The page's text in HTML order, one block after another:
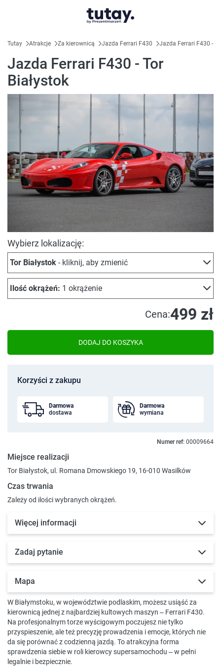
Tutay Atrakcje Za kierownicą Jazda Ferrari F430 Jazda Ferrari F430 -
Jazda Ferrari F430 - Tor
Białystok
Wybierz lokalizację:
Tor Białystok - kliknij, aby zmienić
Ilość okrążeń: 1 okrążenie
Cena:499 zł
DODAJ DO KOSZYKA
Korzyści z zakupu
Darmowa
dostawa
Darmowa
wymiana
Numer ref: 00009664
Miejsce realizacji
Tor Białystok, ul. Romana Dmowskiego 19, 16-010 Wasilków
Czas trwania
Zależy od ilości wybranych okrążeń.
Więcej informacji
Zadaj pytanie
Mapa
W Białymstoku, w województwie podlaskim, możesz usiąść za
kierownicą jednej z najbardziej kultowych maszyn – Ferrari F430.
Na profesjonalnym torze wyścigowym poczujesz nie tylko
przyspieszenie, ale też precyzję prowadzenia i emocje, których nie
da się porównać z codzienną jazdą. To atrakcyjna forma
sprawdzenia siebie w roli kierowcy supersamochodu – w pełni
legalnie i bezpiecznie.